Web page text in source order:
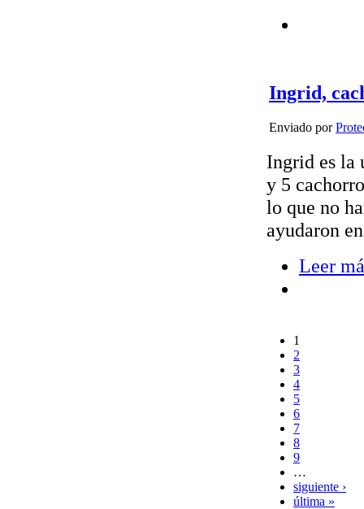
Ingrid,
Enviado por
Ingrid es la
y 5
lo que no
ayudaron
Leer
1
2
3
4
5
6
7
8
9
…
siguiente ›
última »